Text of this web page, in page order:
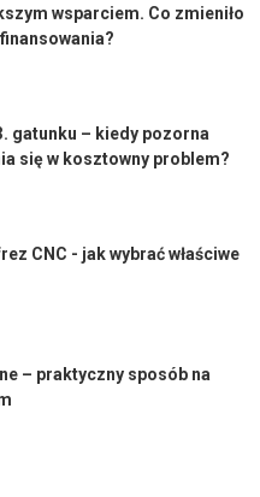
wsparciem. Co zmieniło
gatunku – kiedy pozorna
się w kosztowny problem?
CNC - jak wybrać właściwe
– praktyczny sposób na